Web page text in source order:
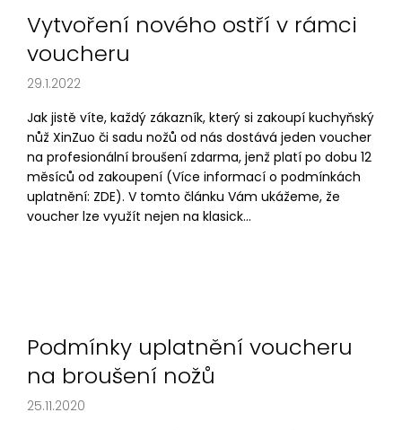
Vytvoření nového ostří v rámci
voucheru
29.1.2022
Jak jistě víte, každý zákazník, který si zakoupí kuchyňský
nůž XinZuo či sadu nožů od nás dostává jeden voucher
na profesionální broušení zdarma, jenž platí po dobu 12
měsíců od zakoupení (Více informací o podmínkách
uplatnění: ZDE). V tomto článku Vám ukážeme, že
voucher lze využít nejen na klasick...
Podmínky uplatnění voucheru
na broušení nožů
25.11.2020